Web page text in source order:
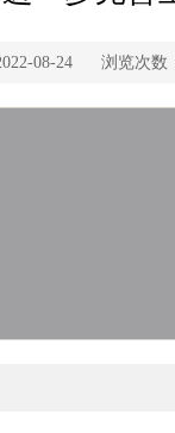
08-24 浏览次数